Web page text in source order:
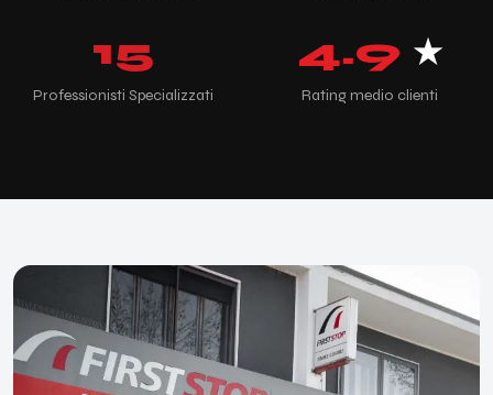
15
Professionisti Specializzati
4.9 ★
Rating medio clienti